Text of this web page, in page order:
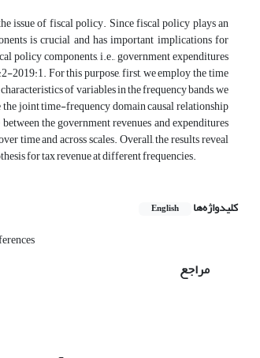
issue of fiscal policy. Since fiscal policy plays an
is crucial and has important implications for
policy components, i.e., government expenditures
2019:1. For this purpose, first, we employ the time
of variables in the frequency bands, we
joint time-frequency domain causal relationship
the government revenues and expenditures
time and across scales. Overall, the results reveal
for tax revenue at different frequencies.
کلیدواژه‌ها English
مراجع